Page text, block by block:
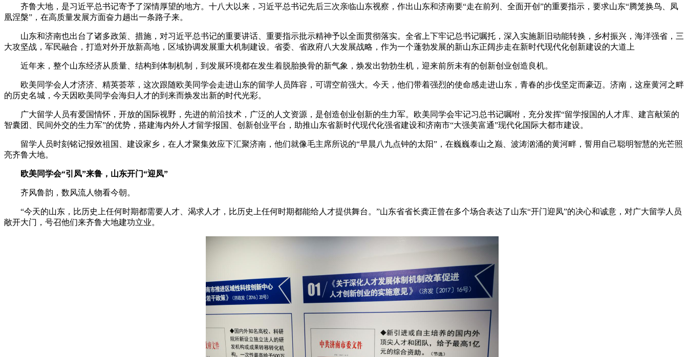
齐鲁大地，是习近平总书记寄予了深情厚望的地方。十八大以来，习近平总书记先后三次亲临山东视察，作出山东和济南要“走在前列、全面开创”的重要指示，要求山东“腾笼换鸟、凤
凰涅槃”，在高质量发展方面奋力趟出一条路子来。
山东和济南也出台了诸多政策、措施，对习近平总书记的重要讲话、重要指示批示精神予以全面贯彻落实。全省上下牢记总书记嘱托，深入实施新旧动能转换，乡村振兴，海洋强省，三
大攻坚战，军民融合，打造对外开放新高地，区域协调发展重大机制建设。省委、省政府八大发展战略，作为一个蓬勃发展的新山东正阔步走在新时代现代化创新建设的大道上
近年来，整个山东经济从质量、结构到体制机制，到发展环境都在发生着脱胎换骨的新气象，焕发出勃勃生机，迎来前所未有的创新创业创造良机。
欧美同学会人才济济、精英荟萃，这次跟随欧美同学会走进山东的留学人员阵容，可谓空前强大。今天，他们带着强烈的使命感走进山东，青春的步伐坚定而豪迈。济南，这座黄河之畔
的历史名城，今天因欧美同学会海归人才的到来而焕发出新的时代光彩。
广大留学人员有爱国情怀，开放的国际视野，先进的前沿技术，广泛的人文资源，是创造创业创新的生力军。欧美同学会牢记习总书记嘱咐，充分发挥“留学报国的人才库、建言献策的
智囊团、民间外交的生力军”的优势，搭建海内外人才留学报国、创新创业平台，助推山东省新时代现代化强省建设和济南市“大强美富通”现代化国际大都市建设。
留学人员时刻铭记报效祖国、建设家乡，在人才聚集效应下汇聚济南，他们就像毛主席所说的“早晨八九点钟的太阳”，在巍巍泰山之巅、波涛汹涌的黄河畔，誓用自己聪明智慧的光芒照
亮齐鲁大地。
欧美同学会“引凤”来鲁，山东开门“迎凤”
齐风鲁韵，数风流人物看今朝。
“今天的山东，比历史上任何时期都需要人才、渴求人才，比历史上任何时期都能给人才提供舞台。”山东省省长龚正曾在多个场合表达了山东“开门迎凤”的决心和诚意，对广大留学人员
敞开大门，号召他们来齐鲁大地建功立业。